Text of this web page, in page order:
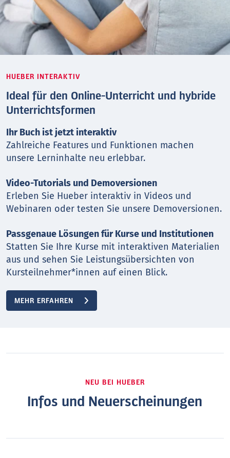
HUEBER INTERAKTIV
Ideal für den Online-Unterricht und hybride
Unterrichtsformen
Ihr Buch ist jetzt interaktiv
Zahlreiche Features und Funktionen machen
unsere Lerninhalte neu erlebbar.
Video-Tutorials und Demoversionen
Erleben Sie Hueber interaktiv in Videos und
Webinaren oder testen Sie unsere Demoversionen.
Passgenaue Lösungen für Kurse und Institutionen
Statten Sie Ihre Kurse mit interaktiven Materialien
aus und sehen Sie Leistungsübersichten von
Kursteilnehmer*innen auf einen Blick.
MEHR ERFAHREN
NEU BEI HUEBER
Infos und Neuerscheinungen